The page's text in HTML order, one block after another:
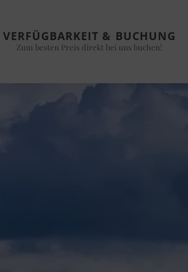
VERFÜGBARKEIT & BUCHUNG
Zum besten Preis direkt bei uns buchen!